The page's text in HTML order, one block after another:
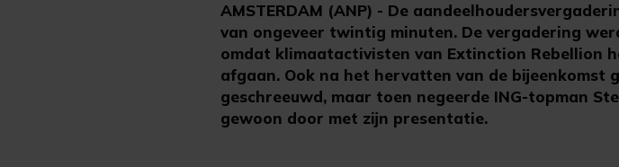
AMSTERDAM (ANP) - De
van ongeveer twintig minuten. De vergadering
omdat klimaatactivisten van Extinction Rebellion
afgaan. Ook na het hervatten van de bijeenkomst
geschreeuwd, maar toen negeerde ING-topman
gewoon door met zijn presentatie.